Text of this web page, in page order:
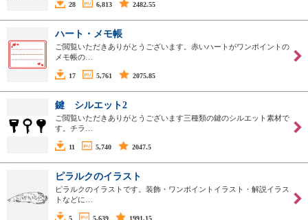
28 6,813 2482.55
ハート・メモ帳
ご閲覧いただきありがとうございます。赤いハートがワンポイントの
メモ帳の…
17 5,761 2075.85
鍵 シルエット2
ご閲覧いただきありがとうございます三種類の鍵のシルエット素材で
す。チラ…
11 5,740 2047.5
ピラルクのイラスト
ピラルクのイラストです。装飾・ワンポイントイラスト・解説イラス
トなどに…
5 5,639 1991.15